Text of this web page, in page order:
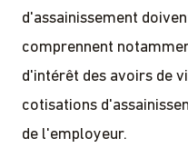
d'assainissement
comprennent
d'intérêt des avoirs de
cotisations
de l'employeur.